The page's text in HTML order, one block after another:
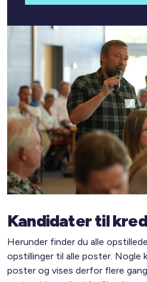
Kandidater til
Herunder finder du alle
opstillinger til alle poster. Nogle
poster og vises derfor flere